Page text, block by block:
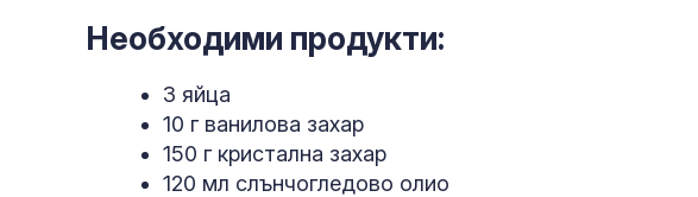
Необходими продукти:
3 яйца
10 г ванилова захар
150 г кристална захар
120 мл слънчогледово олио